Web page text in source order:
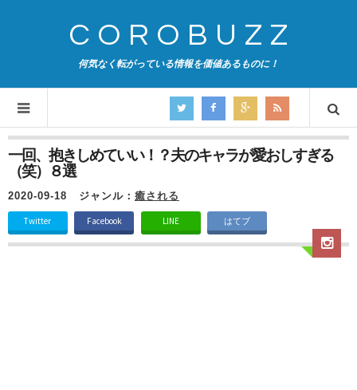
COROBUZZ
何気なく転がっている情報を価値あるものに！
一回、抱きしめていい！？夫のキャラが愛おしすぎる
（笑）８選
2020-09-18 ジャンル： 癒される
Twitter Facebook LINE はてブ